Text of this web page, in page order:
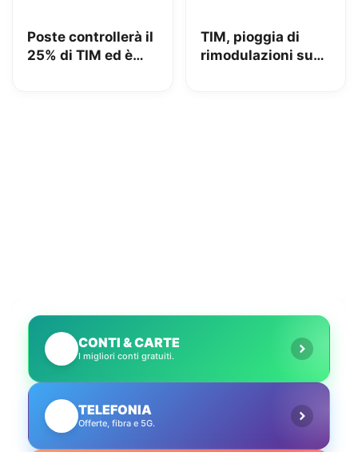
Poste controllerà il
25% di TIM ed è
TIM, pioggia di
rimodulazioni su
CONTI & CARTE
I migliori conti gratuiti.
TELEFONIA
Offerte, fibra e 5G.